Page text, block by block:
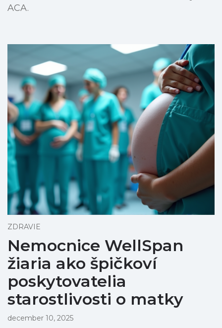
ACA.
ZDRAVIE
Nemocnice WellSpan
žiaria ako špičkoví
poskytovatelia
starostlivosti o matky
december 10, 2025